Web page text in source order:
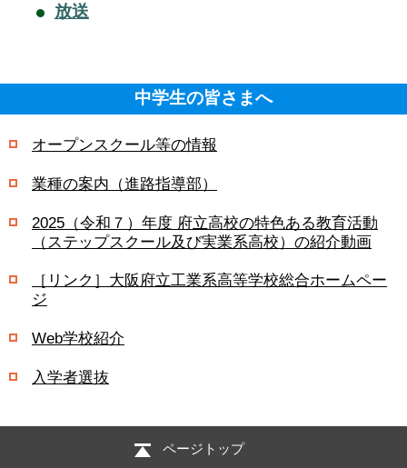
放送
中学生の皆さまへ
オープンスクール等の情報
業種の案内（進路指導部）
2025（令和７）年度 府立高校の特色ある教育活動
（ステップスクール及び実業系高校）の紹介動画
［リンク］大阪府立工業系高等学校総合ホームペー
ジ
Web学校紹介
入学者選抜
ページトップ